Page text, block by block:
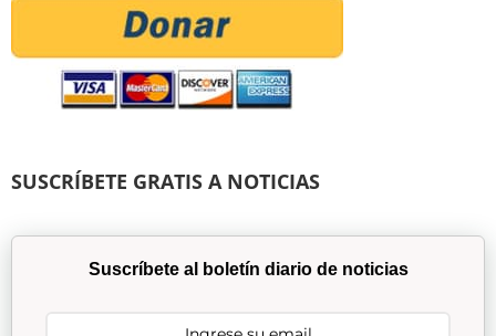
SUSCRÍBETE GRATIS A NOTICIAS
Suscríbete al boletín diario de noticias